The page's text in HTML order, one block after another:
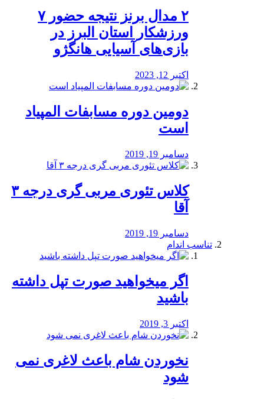
۲ مدال برنز نتیجه حضور ۷
ورزشکار استان البرز در
بازی‌های آسیایی هانگژو
اکتبر 12, 2023
دومین دوره مسابفات المپیاد
است
دسامبر 19, 2019
کلاس تئوری مربی گری درجه ۳
آقا
دسامبر 19, 2019
تناسب اندام
اگر میخواهید صورت تپل داشته
باشید
اکتبر 3, 2019
نخوردن شام باعث لاغری نمی
‌شود